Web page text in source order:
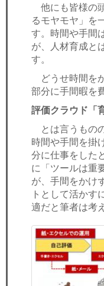
他にも皆様の
るモヤモヤ」を
す。時間や手間
が、人材育成と
す。
どうせ時間を
部分に手間暇を
評価クラウド「
とは言うもの
時間や手間を掛
分に仕事をした
に「ツールは重
が、手間をかけ
トとして活かす
適だと筆者は考